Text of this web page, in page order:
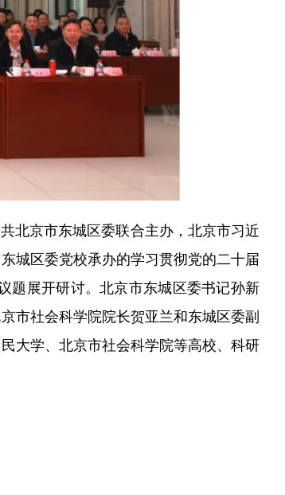
北京市东城区委联合主办，北京市习近
城区委党校承办的学习贯彻党的二十届
题展开研讨。北京市东城区委书记孙新
市社会科学院院长贺亚兰和东城区委副
大学、北京市社会科学院等高校、科研